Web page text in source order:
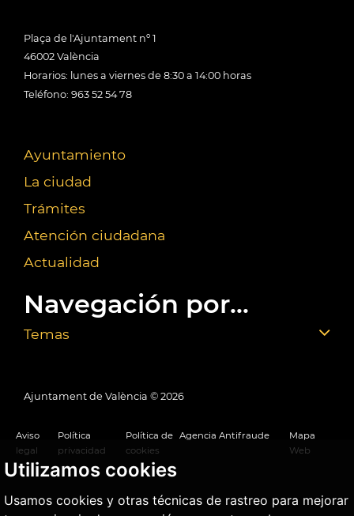
Utilizamos cookies
Usamos cookies y otras técnicas de rastreo para mejorar
Plaça de l'Ajuntament nº 1
46002 València
Horarios: lunes a viernes de 8:30 a 14:00 horas
Teléfono: 963 52 54 78
Ayuntamiento
La ciudad
Trámites
Atención ciudadana
Actualidad
Navegación por...
Temas
Ajuntament de València © 2026
Aviso
legal
Política
privacidad
Política de
cookies
Agencia Antifraude
Mapa
Web